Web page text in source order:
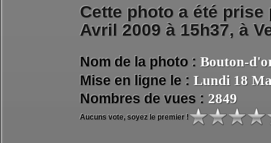
Cette photo a été
Avril 2009 à 15h37, à
Nom de la photo : Bouton-
Mise en ligne le : Lundi 18
Nombres de vues : 2849
Aucuns vote, soyez le premier !